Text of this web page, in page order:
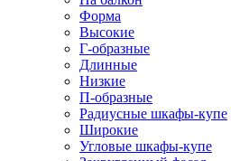
Форма
Высокие
Г-образные
Длинные
Низкие
П-образные
Радиусные шкафы-купе
Широкие
Угловые шкафы-купе